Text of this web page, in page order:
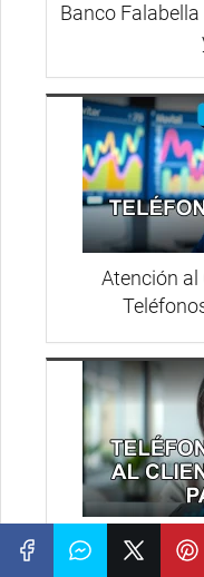
Banco
Atención
Teléfono VTR